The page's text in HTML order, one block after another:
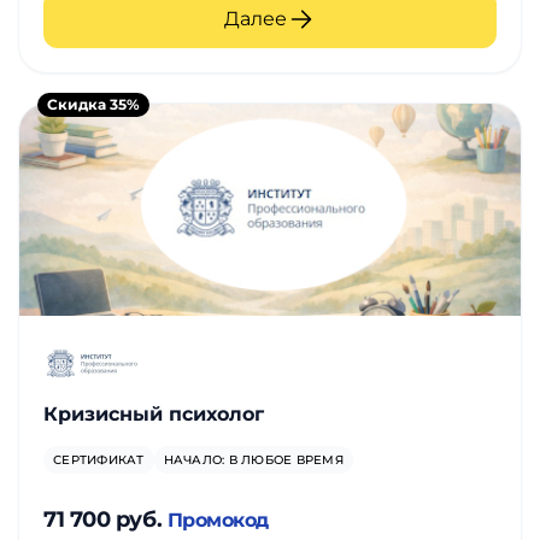
Далее
Кризисный психолог
СЕРТИФИКАТ НАЧАЛО: В ЛЮБОЕ ВРЕМЯ
71 700 руб. Промокод
Скидка 35%